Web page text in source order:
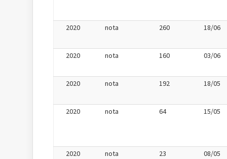
2020 nota 260 18/06
2020 nota 160 03/06
2020 nota 192 18/05
2020 nota 64 15/05
2020 nota 23 08/05